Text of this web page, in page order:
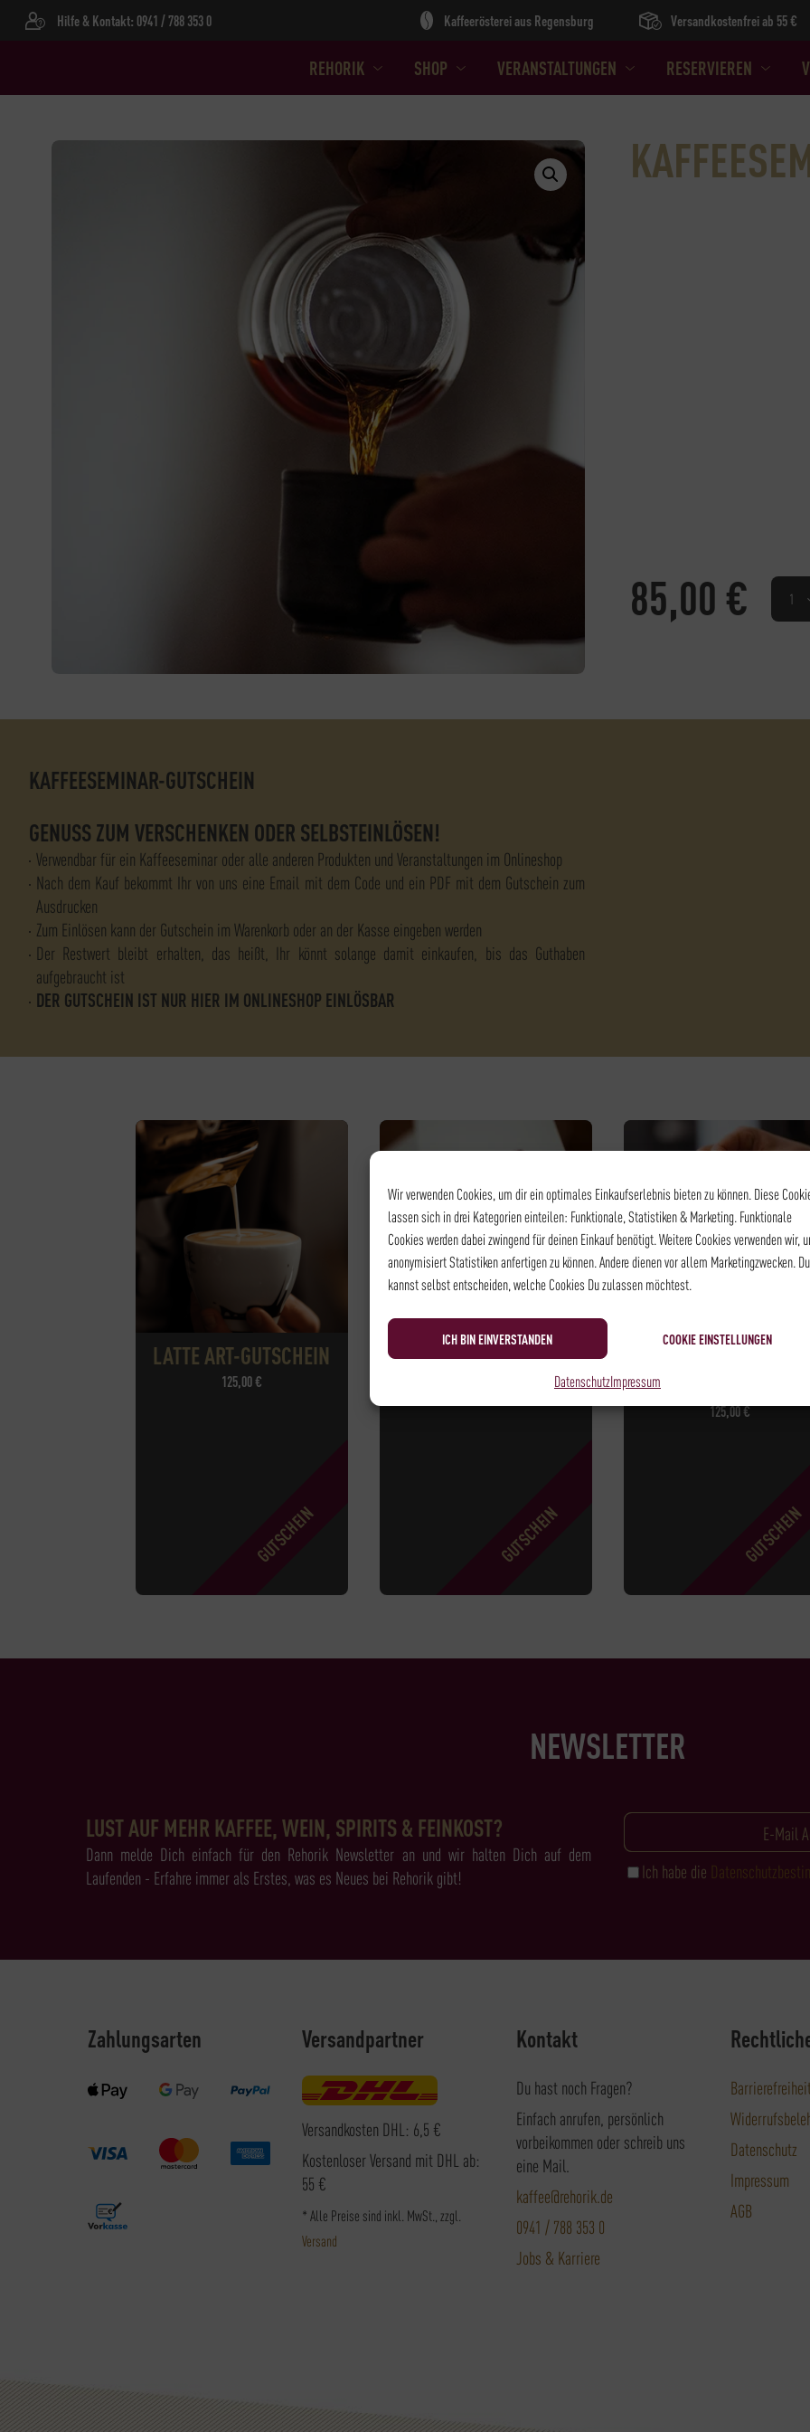
Wir verwenden Cookies, um dir ein optimales Einkaufserlebnis bieten zu können. Diese
lassen sich in drei Kategorien einteilen: Funktionale, Statistiken & Marketing. Funktionale
Cookies werden dabei zwingend für deinen Einkauf benötigt. Weitere Cookies verwenden wir,
anonymisiert Statistiken anfertigen zu können. Andere dienen vor allem Marketingzwecken. Du
kannst selbst entscheiden, welche Cookies Du zulassen möchtest.
ICH BIN EINVERSTANDEN COOKIE EINSTELLUNGEN
DatenschutzImpressum
REHORIK SHOP VERANSTALTUNGEN RESERVIEREN
Hilfe & Kontakt: 0941 / 788 353 0 Kaffeerösterei aus Regensburg Versandkostenfrei ab 55 €
85,00€
KAFFEESEMINAR-GUTSCHEIN
GENUSS ZUM VERSCHENKEN ODER SELBSTEINLÖSEN!
Verwendbar für ein Kaffeeseminar oder alle anderen Produkten und Veranstaltungen im Onlineshop
Nach dem Kauf bekommt Ihr von uns eine Email mit dem Code und ein PDF mit dem Gutschein zum
Ausdrucken
Zum Einlösen kann der Gutschein im Warenkorb oder an der Kasse eingeben werden
Der Restwert bleibt erhalten, das heißt, Ihr könnt solange damit einkaufen, bis das Guthaben
aufgebraucht ist
DER GUTSCHEIN IST NUR HIER IM ONLINESHOP EINLÖSBAR
LATTE ART-GUTSCHEIN
125,00€
ONLINESHOP 25€
BARISTA LEVEL II-
125,00€
NEWSLETTER
LUST AUF MEHR KAFFEE, WEIN, SPIRITS & FEINKOST?
Dann melde Dich einfach für den Rehorik Newsletter an und wir halten Dich auf dem
Laufenden - Erfahre immer als Erstes, was es Neues bei Rehorik gibt!
Ich habe die
Zahlungsarten Versandpartner
Versandkosten DHL: 6,5 €
Kostenloser Versand mit DHL ab:
55 €
* Alle Preise sind inkl. MwSt., zzgl.
Versand
Kontakt
Du hast noch Fragen?
Einfach anrufen, persönlich
vorbeikommen oder schreib uns
eine Mail.
kaffee@rehorik.de
0941 / 788 353 0
Jobs & Karriere
Datenschutz
Impressum
AGB